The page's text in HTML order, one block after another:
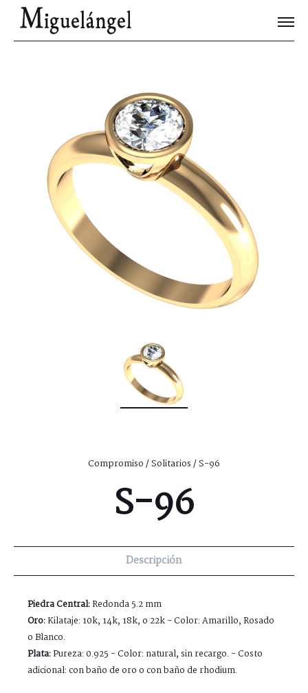
Joyas Únicas
Blog
Contacto
Compromiso/Solitarios/ S-96
S-96
Descripción
Piedra Central:Redonda 5.2 mm
Oro:Kilataje: 10k, 14k, 18k, o 22k - Color: Amarillo, Rosado
o Blanco.
Plata:Pureza: 0.925 - Color: natural, sin recargo. - Costo
adicional: con baño de oro o con baño de rhodium.